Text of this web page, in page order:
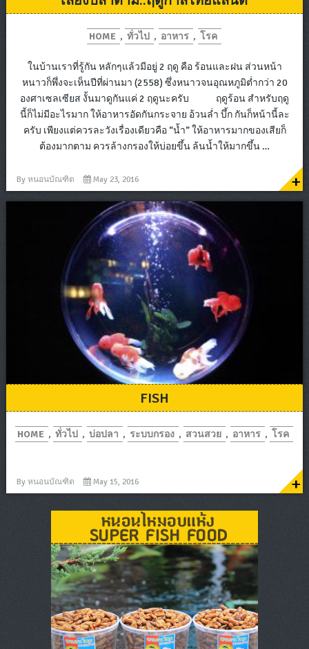
HOME , ทั่วไป , อาหาร , โรค
ในบ้านเราที่รู้กัน หลักๆแล้วมีอยู่ 2 ฤดู คือ ร้อนและฝน ส่วนหน้า
หนาวก็พึ่งจะเห็นปีที่ผ่านมา (2558) ซึ่งหนาวจนอุณหภูมิต่ำกว่า 20
องศาเซลเซียส งั้นมาดูกันแค่ 2 ฤดูนะครับ ฤดูร้อน สำหรับฤดู
นี้ก็ไม่มีอะไรมาก ให้อาหารอัดกันกระจาย อ้วนล่ำ บึ้ก กันก็หน้านี้ละ
ครับ เพียงแต่ควรละวังเรื่องเดียวคือ “น้ำ” ให้อาหารมากของเสียก็
ต้องมากตาม ควรล้างกรองให้บ่อยขึ้น ล้นน้ำให้มากขึ้น …
By หนอนบัณฑิต May 23, 2016 +
FISH
HOME , ทั่วไป , บ่อปลา , ระบบกรอง , สวนสวย , อาหาร , โรค
By หนอนบัณฑิต May 15, 2016 +